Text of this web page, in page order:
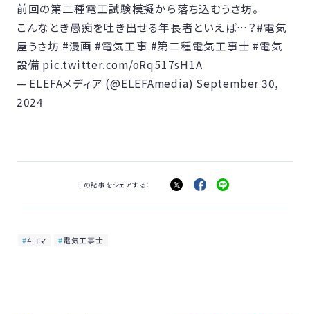
前回の第二種電工試験模擬から落ち込むうさ坊。
こんなとき愚痴を吐き出せる年長者といえば…？#電気
屋うさ坊 #漫画 #電気工事 #第二種電気工事士 #電気
設備 pic.twitter.com/oRq517sH1A
— ELEFAメディア (@ELEFAmedia) September 30,
2024
この記事をシェアする：
4コマ 電気工事士